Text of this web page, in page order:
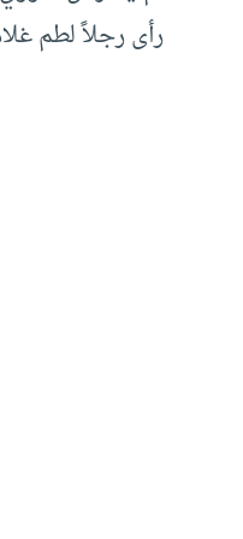
رأى رجلاً لطم